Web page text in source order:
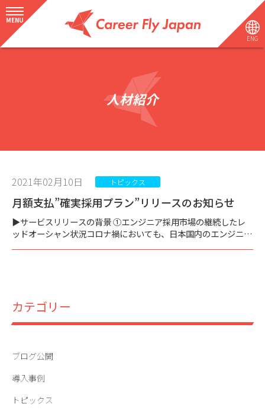
ENG
MENU
人材紹介
2021年02月10日 トピックス
月額支払”確実採用プラン”リリースのお知らせ
▶︎サービスリリースの背景 ①エンジニア採用市場の継続したレ
ッドオーシャン状況コロナ禍においても、日本国内のエンジニア
カテゴリー
ブログ公開
導入事例
トピックス